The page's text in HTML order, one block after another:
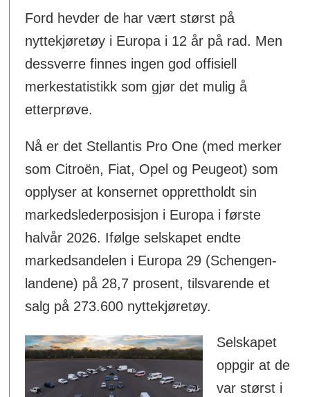
Ford hevder de har vært størst på
nyttekjøretøy i Europa i 12 år på rad. Men
dessverre finnes ingen god offisiell
merkestatistikk som gjør det mulig å
etterprøve.
Nå er det Stellantis Pro One (med merker
som Citroën, Fiat, Opel og Peugeot) som
opplyser at konsernet opprettholdt sin
markedslederposisjon i Europa i første
halvår 2026. Ifølge selskapet endte
markedsandelen i Europa 29 (Schengen-
landene) på 28,7 prosent, tilsvarende et
salg på 273.600 nyttekjøretøy.
Selskapet
oppgir at de
var størst i